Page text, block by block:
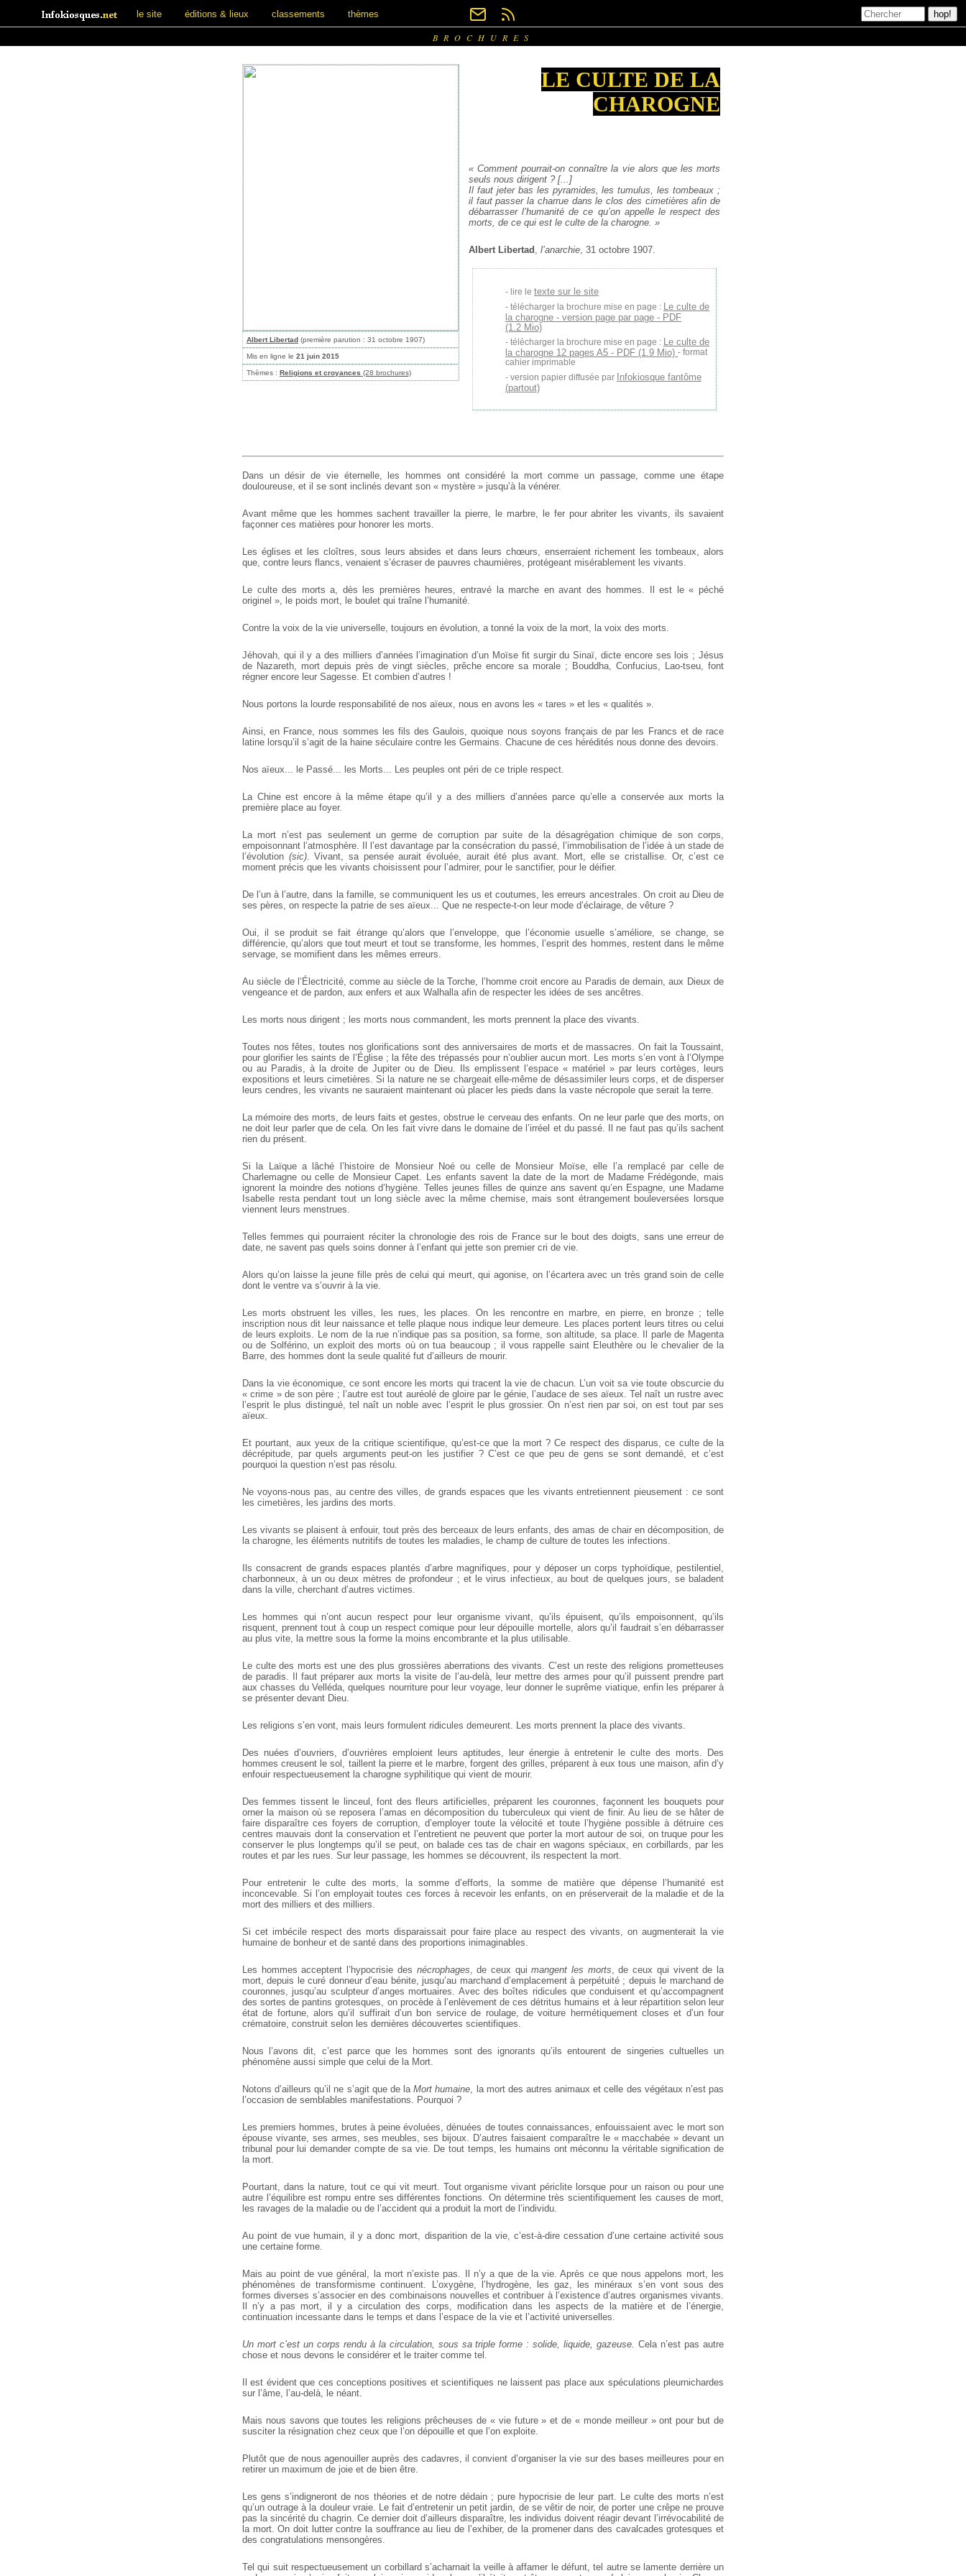
le site éditions & lieux classements thèmes
BROCHURES
Albert Libertad (première parution : 31 octobre 1907)
Mis en ligne le 21 juin 2015
Thèmes : Religions et croyances (28 brochures)
LE CULTE DE LA
CHAROGNE
« Comment pourrait­-on con­naître la vie alors que les morts
seuls nous dirigent ? [...]
Il faut jeter bas les pyramides, les tumulus, les tombeaux ;
il fautpasser la charrue dans le clos des cimetières afin de
débarrasserl’humanité de ce qu’on appelle le respect des
morts, de ce qui est le culte de la charogne. »
Albert Libertad , l’anarchie, 31 octobre 1907.
lire le texte sur le site
télécharger la brochure mise en page : Le culte de
la charogne - version page par page - PDF
(1.2 Mio)
télécharger la brochure mise en page : Le culte de
la charogne 12 pages A5 - PDF (1.9 Mio) - format
cahier imprimable
version papier diffusée par Infokiosque fantôme
(partout)
Dans un désir de vie éternelle, les hommes ont considéré la mort comme un passage, comme une étape
douloureuse, et il se sont inclinés devant son « mystère » jusqu’à la vénérer.
Avant même que les hommes sachent travailler la pierre, le marbre, le fer pour abriter les vivants, ils savaient
façonner ces matières pour honorer les morts.
Les églises et les cloîtres, sous leurs absides et dans leurs chœurs, enserraient richement les tombeaux, alors
que, contre leurs flancs, venaient s’écraser de pauvres chaumières, protégeant misérablement les vivants.
Le culte des morts a, dès les premières heures, entravé la marche en avant des hommes. Il est le « péché
originel », le poids mort, le boulet qui traîne l’humanité.
Contre la voix de la vie universelle, toujours en évolution, a tonné la voix de la mort, la voix des morts.
Jéhovah, qui il y a des milliers d’années l’imagination d’un Moïse fit surgir du Sinaï, dicte encore ses lois ; Jésus
de Nazareth, mort depuis près de vingt siècles, prêche encore sa morale ; Bouddha, Confucius, Lao-tseu, font
régner encore leur Sagesse. Et combien d’autres !
Nous portons la lourde responsabilité de nos aïeux, nous en avons les « tares » et les « qualités ».
Ainsi, en France, nous sommes les fils des Gaulois, quoique nous soyons français de par les Francs et de race
latine lorsqu’il s’agit de la haine séculaire contre les Germains. Chacune de ces hérédités nous donne des devoirs.
Nos aïeux... le Passé... les Morts... Les peuples ont péri de ce triple respect.
La Chine est encore à la même étape qu’il y a des milliers d’années parce qu’elle a conservée aux morts la
première place au foyer.
La mort n’est pas seulement un germe de corruption par suite de la désagrégation chimique de son corps,
empoisonnant l’atmosphère. Il l’est davantage par la consécration du passé, l’immobilisation de l’idée à un stade de
l’évolution (sic). Vivant, sa pensée aurait évoluée, aurait été plus avant. Mort, elle se cristallise. Or, c’est ce
moment précis que les vivants choisissent pour l’admirer, pour le sanctifier, pour le déifier.
De l’un à l’autre, dans la famille, se communiquent les us et coutumes, les erreurs ancestrales. On croit au Dieu de
ses pères, on respecte la patrie de ses aïeux... Que ne respecte-t-on leur mode d’éclairage, de vêture ?
Oui, il se produit se fait étrange qu’alors que l’enveloppe, que l’économie usuelle s’améliore, se change, se
différencie, qu’alors que tout meurt et tout se transforme, les hommes, l’esprit des hommes, restent dans le même
servage, se momifient dans les mêmes erreurs.
Au siècle de l’Électricité, comme au siècle de la Torche, l’homme croit encore au Paradis de demain, aux Dieux de
vengeance et de pardon, aux enfers et aux Walhalla afin de respecter les idées de ses ancêtres.
Les morts nous dirigent ; les morts nous commandent, les morts prennent la place des vivants.
Toutes nos fêtes, toutes nos glorifications sont des anniversaires de morts et de massacres. On fait la Toussaint,
pour glorifier les saints de l’Église ; la fête des trépassés pour n’oublier aucun mort. Les morts s’en vont à l’Olympe
ou au Paradis, à la droite de Jupiter ou de Dieu. Ils emplissent l’espace « matériel » par leurs cortèges, leurs
expositions et leurs cimetières. Si la nature ne se chargeait elle-même de désassimiler leurs corps, et de disperser
leurs cendres, les vivants ne sauraient maintenant où placer les pieds dans la vaste nécropole que serait la terre.
La mémoire des morts, de leurs faits et gestes, obstrue le cerveau des enfants. On ne leur parle que des morts, on
ne doit leur parler que de cela. On les fait vivre dans le domaine de l’irréel et du passé. Il ne faut pas qu’ils sachent
rien du présent.
Si la Laïque a lâché l’histoire de Monsieur Noé ou celle de Monsieur Moïse, elle l’a remplacé par celle de
Charlemagne ou celle de Monsieur Capet. Les enfants savent la date de la mort de Madame Frédégonde, mais
ignorent la moindre des notions d’hygiène. Telles jeunes filles de quinze ans savent qu’en Espagne, une Madame
Isabelle resta pendant tout un long siècle avec la même chemise, mais sont étrangement bouleversées lorsque
viennent leurs menstrues.
Telles femmes qui pourraient réciter la chronologie des rois de France sur le bout des doigts, sans une erreur de
date, ne savent pas quels soins donner à l’enfant qui jette son premier cri de vie.
Alors qu’on laisse la jeune fille près de celui qui meurt, qui agonise, on l’écartera avec un très grand soin de celle
dont le ventre va s’ouvrir à la vie.
Les morts obstruent les villes, les rues, les places. On les rencontre en marbre, en pierre, en bronze ; telle
inscription nous dit leur naissance et telle plaque nous indique leur demeure. Les places portent leurs titres ou celui
de leurs exploits. Le nom de la rue n’indique pas sa position, sa forme, son altitude, sa place. Il parle de Magenta
ou de Solférino, un exploit des morts où on tua beaucoup ; il vous rappelle saint Eleuthère ou le chevalier de la
Barre, des hommes dont la seule qualité fut d’ailleurs de mourir.
Dans la vie économique, ce sont encore les morts qui tracent la vie de chacun. L’un voit sa vie toute obscurcie du
« crime » de son père ; l’autre est tout auréolé de gloire par le génie, l’audace de ses aïeux. Tel naît un rustre avec
l’esprit le plus distingué, tel naît un noble avec l’esprit le plus grossier. On n’est rien par soi, on est tout par ses
aïeux.
Et pourtant, aux yeux de la critique scientifique, qu’est-ce que la mort ? Ce respect des disparus, ce culte de la
décrépitude, par quels arguments peut-on les justifier ? C’est ce que peu de gens se sont demandé, et c’est
pourquoi la question n’est pas résolu.
Ne voyons-nous pas, au centre des villes, de grands espaces que les vivants entretiennent pieusement : ce sont
les cimetières, les jardins des morts.
Les vivants se plaisent à enfouir, tout près des berceaux de leurs enfants, des amas de chair en décomposition, de
la charogne, les éléments nutritifs de toutes les maladies, le champ de culture de toutes les infections.
Ils consacrent de grands espaces plantés d’arbre magnifiques, pour y déposer un corps typhoïdique, pestilentiel,
charbonneux, à un ou deux mètres de profondeur ; et le virus infectieux, au bout de quelques jours, se baladent
dans la ville, cherchant d’autres victimes.
Les hommes qui n’ont aucun respect pour leur organisme vivant, qu’ils épuisent, qu’ils empoisonnent, qu’ils
risquent, prennent tout à coup un respect comique pour leur dépouille mortelle, alors qu’il faudrait s’en débarrasser
au plus vite, la mettre sous la forme la moins encombrante et la plus utilisable.
Le culte des morts est une des plus grossières aberrations des vivants. C’est un reste des religions prometteuses
de paradis. Il faut préparer aux morts la visite de l’au-delà, leur mettre des armes pour qu’il puissent prendre part
aux chasses du Velléda, quelques nourriture pour leur voyage, leur donner le suprême viatique, enfin les préparer à
se présenter devant Dieu.
Les religions s’en vont, mais leurs formulent ridicules demeurent. Les morts prennent la place des vivants.
Des nuées d’ouvriers, d’ouvrières emploient leurs aptitudes, leur énergie à entretenir le culte des morts. Des
hommes creusent le sol, taillent la pierre et le marbre, forgent des grilles, préparent à eux tous une maison, afin d’y
enfouir respectueusement la charogne syphilitique qui vient de mourir.
Des femmes tissent le linceul, font des fleurs artificielles, préparent les couronnes, façonnent les bouquets pour
orner la maison où se reposera l’amas en décomposition du tuberculeux qui vient de finir. Au lieu de se hâter de
faire disparaître ces foyers de corruption, d’employer toute la vélocité et toute l’hygiène possible à détruire ces
centres mauvais dont la conservation et l’entretient ne peuvent que porter la mort autour de soi, on truque pour les
conserver le plus longtemps qu’il se peut, on balade ces tas de chair en wagons spéciaux, en corbillards, par les
routes et par les rues. Sur leur passage, les hommes se découvrent, ils respectent la mort.
Pour entretenir le culte des morts, la somme d’efforts, la somme de matière que dépense l’humanité est
inconcevable. Si l’on employait toutes ces forces à recevoir les enfants, on en préserverait de la maladie et de la
mort des milliers et des milliers.
Si cet imbécile respect des morts disparaissait pour faire place au respect des vivants, on augmenterait la vie
humaine de bonheur et de santé dans des proportions inimaginables.
Les hommes acceptent l’hypocrisie des nécrophages, de ceux quimangent les morts, de ceux qui vivent de la
mort, depuis le curé donneur d’eau bénite, jusqu’au marchand d’emplacement à perpétuité ; depuis le marchand de
couronnes, jusqu’au sculpteur d’anges mortuaires. Avec des boîtes ridicules que conduisent et qu’accompagnent
des sortes de pantins grotesques, on procède à l’enlèvement de ces détritus humains et à leur répartition selon leur
état de fortune, alors qu’il suffirait d’un bon service de roulage, de voiture hermétiquement closes et d’un four
crématoire, construit selon les dernières découvertes scientifiques.
Nous l’avons dit, c’est parce que les hommes sont des ignorants qu’ils entourent de singeries cultuelles un
phénomène aussi simple que celui de la Mort.
Notons d’ailleurs qu’il ne s’agit que de laMort humaine, la mort des autres animaux et celle des végétaux n’est pas
l’occasion de semblables manifestations. Pourquoi ?
Les premiers hommes, brutes à peine évoluées, dénuées de toutes connaissances, enfouissaient avec le mort son
épouse vivante, ses armes, ses meubles, ses bijoux. D’autres faisaient comparaître le « macchabée » devant un
tribunal pour lui demander compte de sa vie. De tout temps, les humains ont méconnu la véritable signification de
la mort.
Pourtant, dans la nature, tout ce qui vit meurt. Tout organisme vivant périclite lorsque pour un raison ou pour une
autre l’équilibre est rompu entre ses différentes fonctions. On détermine très scientifiquement les causes de mort,
les ravages de la maladie ou de l’accident qui a produit la mort de l’individu.
Au point de vue humain, il y a donc mort, disparition de la vie, c’est-à-dire cessation d’une certaine activité sous
une certaine forme.
Mais au point de vue général, la mort n’existe pas. Il n’y a que de la vie. Après ce que nous appelons mort, les
phénomènes de transformisme continuent. L’oxygène, l’hydrogène, les gaz, les minéraux s’en vont sous des
formes diverses s’associer en des combinaisons nouvelles et contribuer à l’existence d’autres organismes vivants.
Il n’y a pas mort, il y a circulation des corps, modification dans les aspects de la matière et de l’énergie,
continuation incessante dans le temps et dans l’espace de la vie et l’activité universelles.
Un mort c’est un corps rendu à la circulation, sous sa triple forme : solide, liquide, gazeuse. Cela n’est pas autre
chose et nous devons le considérer et le traiter comme tel.
Il est évident que ces conceptions positives et scientifiques ne laissent pas place aux spéculations pleurnichardes
sur l’âme, l’au-delà, le néant.
Mais nous savons que toutes les religions prêcheuses de « vie future » et de « monde meilleur » ont pour but de
susciter la résignation chez ceux que l’on dépouille et que l’on exploite.
Plutôt que de nous agenouiller auprès des cadavres, il convient d’organiser la vie sur des bases meilleures pour en
retirer un maximum de joie et de bien être.
Les gens s’indigneront de nos théories et de notre dédain ; pure hypocrisie de leur part. Le culte des morts n’est
qu’un outrage à la douleur vraie. Le fait d’entretenir un petit jardin, de se vêtir de noir, de porter une crêpe ne prouve
pas la sincérité du chagrin. Ce dernier doit d’ailleurs disparaître, les individus doivent réagir devant l’irrévocabilité de
la mort. On doit lutter contre la souffrance au lieu de l’exhiber, de la promener dans des cavalcades grotesques et
des congratulations mensongères.
Tel qui suit respectueusement un corbillard s’acharnait la veille à affamer le défunt, tel autre se lamente derrière un